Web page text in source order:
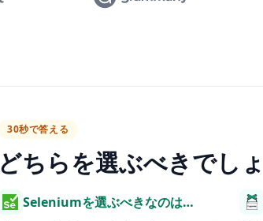
30秒で答える
どちらを選ぶべきでし
Seleniumを選ぶべきなのは…